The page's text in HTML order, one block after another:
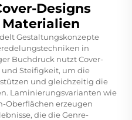
Designs
Gestaltungskonzepte
in
Buchdruck nutzt Cover-
Steifigkeit, um die
und gleichzeitig die
Laminierungsvarianten wie
Oberflächen erzeugen
die die Genre-